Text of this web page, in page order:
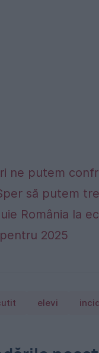
ne putem
să putem
România la
2025
elevi